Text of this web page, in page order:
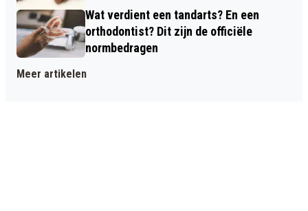
Wat verdient een tandarts? En een
orthodontist? Dit zijn de officiële
normbedragen
Meer artikelen